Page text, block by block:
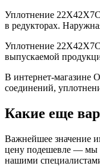
Уплотнение
в редукторах.
Уплотнение
выпускаемой
В интернет-магазине
соединений,
Какие еще
Важнейшее значение
цену подешевле — мы
нашими